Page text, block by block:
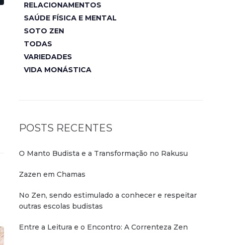
RELACIONAMENTOS
SAÚDE FÍSICA E MENTAL
SOTO ZEN
TODAS
VARIEDADES
VIDA MONÁSTICA
POSTS RECENTES
O Manto Budista e a Transformação no Rakusu
Zazen em Chamas
No Zen, sendo estimulado a conhecer e respeitar
outras escolas budistas
Entre a Leitura e o Encontro: A Correnteza Zen